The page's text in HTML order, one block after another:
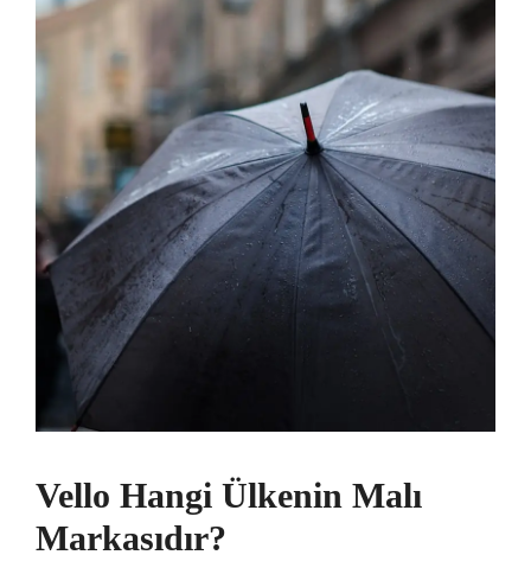
Vello Hangi Ülkenin Malı
Markasıdır?